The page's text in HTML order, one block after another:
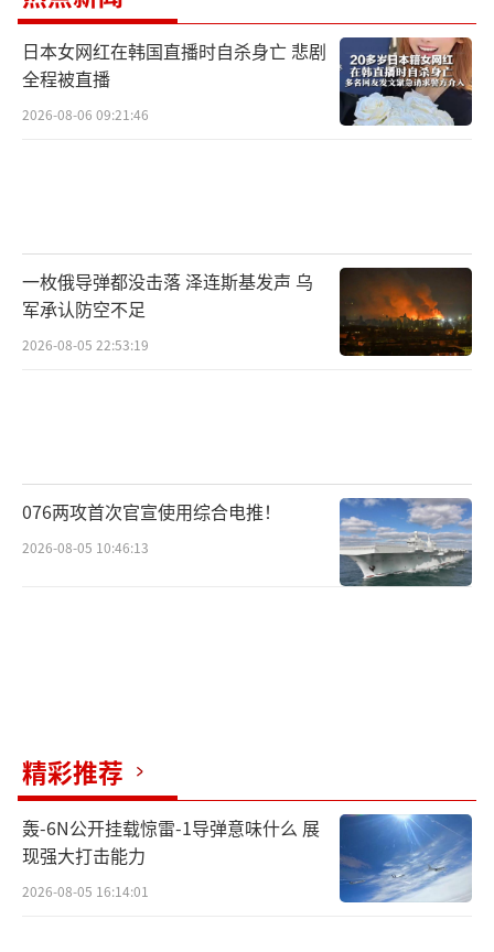
日本女网红在韩国直播时自杀身亡 悲剧
全程被直播
2026-08-06 09:21:46
一枚俄导弹都没击落 泽连斯基发声 乌
军承认防空不足
2026-08-05 22:53:19
076两攻首次官宣使用综合电推！
2026-08-05 10:46:13
精彩推荐
轰-6N公开挂载惊雷-1导弹意味什么 展
现强大打击能力
2026-08-05 16:14:01